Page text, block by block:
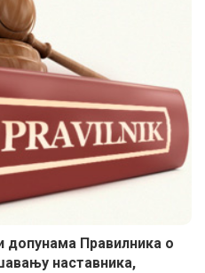
Правилника о
наставника,